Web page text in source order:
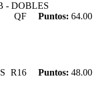
- DOBLES
QF
Puntos: 64.00
R16 Puntos: 48.00